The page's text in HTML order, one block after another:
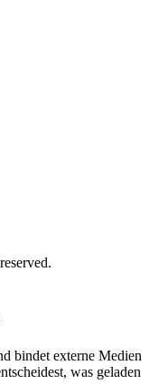
bindet externe Medien
was geladen